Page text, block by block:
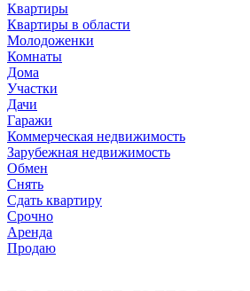
Квартиры
Квартиры в области
Молодоженки
Комнаты
Дома
Участки
Дачи
Гаражи
Коммерческая недвижимость
Зарубежная недвижимость
Обмен
Снять
Сдать квартиру
Срочно
Аренда
Продаю